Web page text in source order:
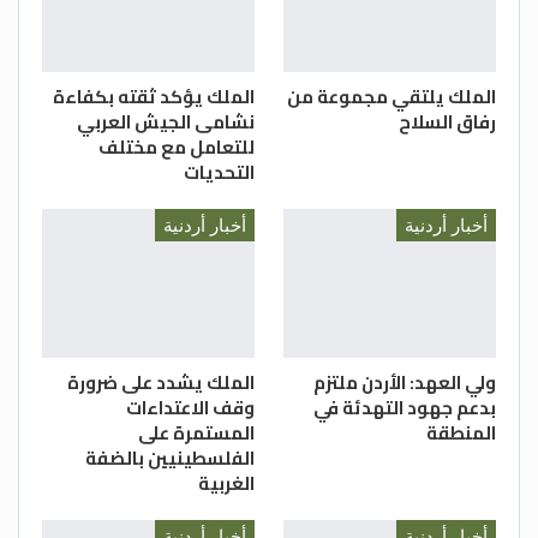
الملك يلتقي مجموعة من
رفاق السلاح
الملك يؤكد ثقته بكفاءة
نشامى الجيش العربي
للتعامل مع مختلف
التحديات
أخبار أردنية
ولي العهد: الأردن ملتزم
بدعم جهود التهدئة في
المنطقة
أخبار أردنية
الملك يشدد على ضرورة
وقف الاعتداءات
المستمرة على
الفلسطينيين بالضفة
الغربية